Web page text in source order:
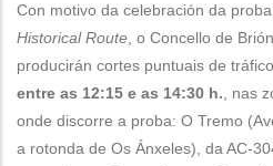
Con motivo da celebración da
Historical Route , o Concello de
producirán cortes puntuais de
entre as 12:15 e as 14:30 h. , nas
onde discorre a proba: O Tremo
a rotonda de Os Ánxeles), da AC-